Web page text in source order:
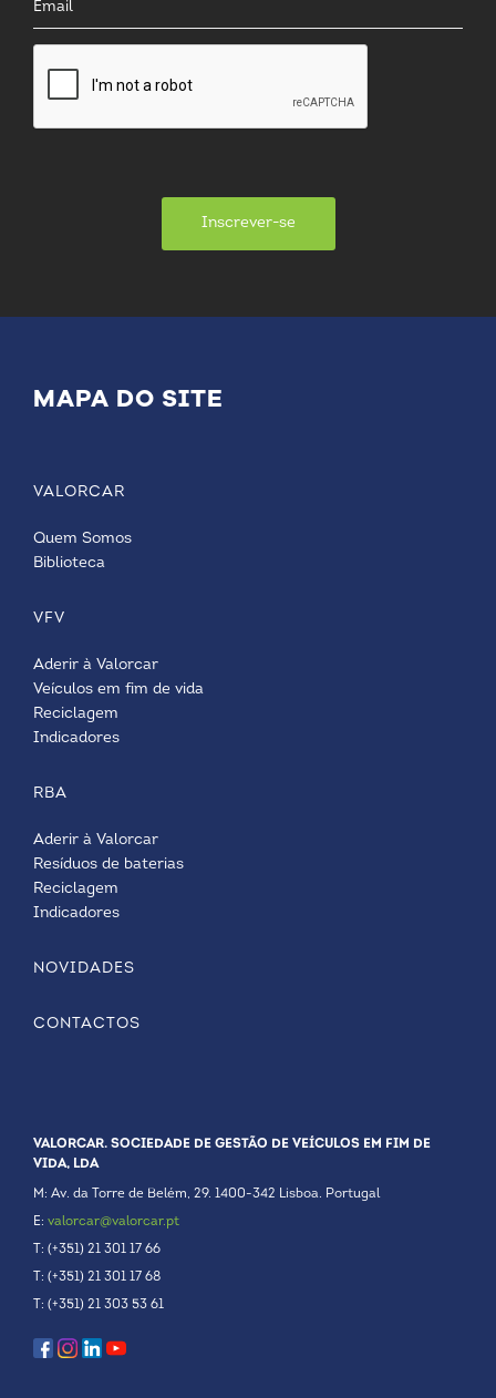
Inscrever-se
MAPA DO SITE
VALORCAR
Quem Somos
Biblioteca
VFV
Aderir à Valorcar
Veículos em fim de vida
Reciclagem
Indicadores
RBA
Aderir à Valorcar
Resíduos de baterias
Reciclagem
Indicadores
NOVIDADES
CONTACTOS
VALORCAR. SOCIEDADE DE GESTÃO DE VEÍCULOS EM FIM DE
VIDA, LDA
M: Av. da Torre de Belém, 29. 1400-342 Lisboa. Portugal
E: valorcar@valorcar.pt
T: (+351) 21 301 17 66
T: (+351) 21 301 17 68
T: (+351) 21 303 53 61